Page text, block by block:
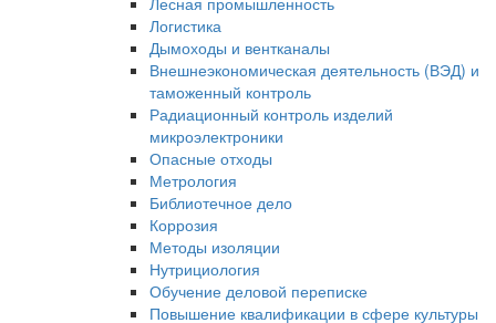
Логистика
Дымоходы и вентканалы
Внешнеэкономическая деятельность (ВЭД) и
таможенный контроль
Радиационный контроль изделий
микроэлектроники
Опасные отходы
Метрология
Библиотечное дело
Коррозия
Методы изоляции
Нутрициология
Обучение деловой переписке
Повышение квалификации в сфере культуры